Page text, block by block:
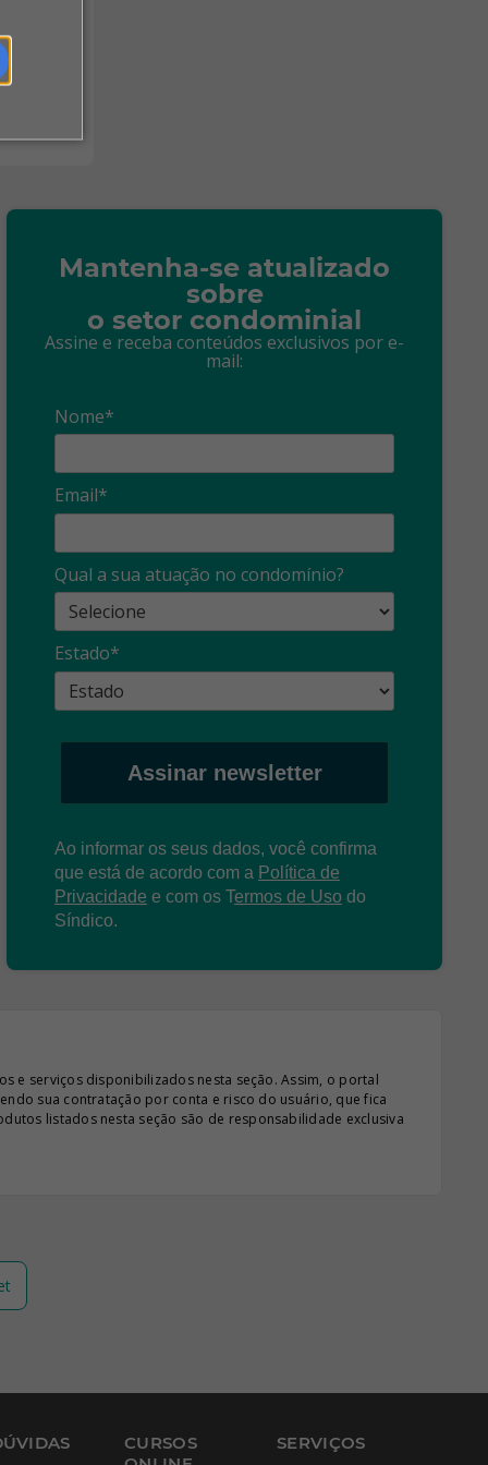
O que é?
profissional:
cuidado com as
propagandas
Mantenha-se atualizado
sobre
o setor condominial
Assine e receba conteúdos exclusivos por e-
mail:
Nome*
Email*
Qual a sua atuação no condomínio?
Estado*
Assinar newsletter
Ao informar os seus dados, você confirma
que está de acordo com a Política de
Privacidade e com os Termos de Uso do
Síndico.
e serviços disponibilizados nesta seção. Assim, o portal
sua contratação por conta e risco do usuário, que fica
listados nesta seção são de responsabilidade exclusiva
CURSOS
SERVIÇOS